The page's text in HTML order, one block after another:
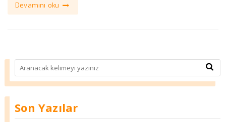
Devamını oku
Son Yazılar